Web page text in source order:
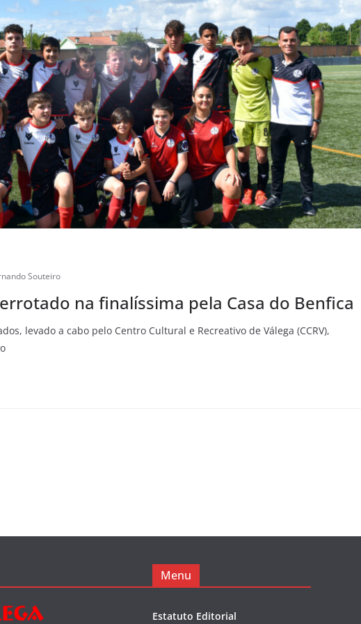
Souteiro
na finalíssima pela Casa do Benfica
levado a cabo pelo Centro Cultural e Recreativo de Válega (CCRV),
Menu
Estatuto Editorial